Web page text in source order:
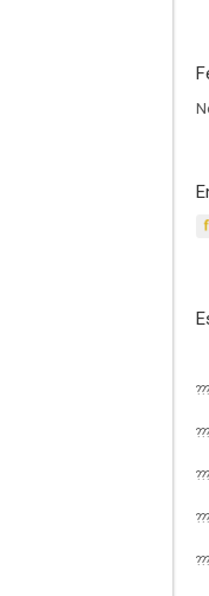
???
???
???
???
???